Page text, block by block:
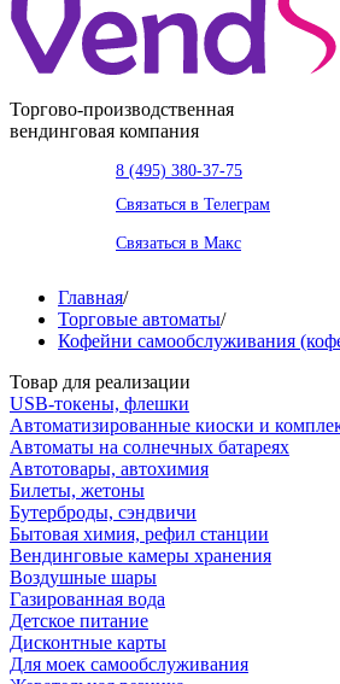
Торгово-производственная
вендинговая компания
8 (495) 380-37-75
Связаться в Телеграм
Связаться в Макс
Главная/
Торговые автоматы/
Кофейни самообслуживания
Товар для реализации
USB-токены, флешки
Автоматизированные киоски и
Автоматы на солнечных батареях
Автотовары, автохимия
Билеты, жетоны
Бутерброды, сэндвичи
Бытовая химия, рефил станции
Вендинговые камеры хранения
Воздушные шары
Газированная вода
Детское питание
Дисконтные карты
Для моек самообслуживания